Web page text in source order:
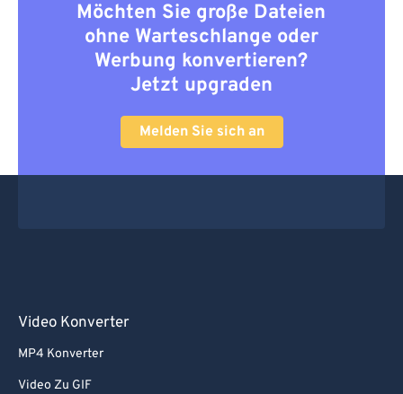
Möchten Sie große Dateien
ohne Warteschlange oder
Werbung konvertieren?
Jetzt upgraden
Melden Sie sich an
Video Konverter
MP4 Konverter
Video Zu GIF